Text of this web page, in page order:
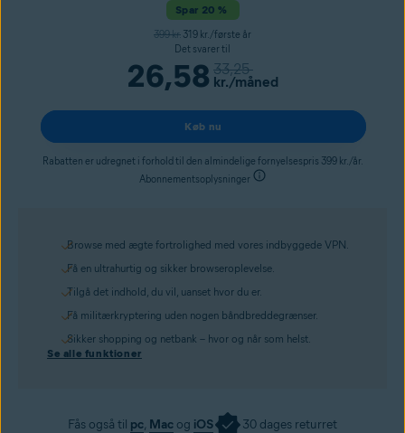
Browse med ægte fortrolighed med vores indbyggede VPN.
Få en ultrahurtig og sikker browseroplevelse.
Tilgå det indhold, du vil, uanset hvor du er.
Få militærkryptering uden nogen båndbreddegrænser.
Sikker shopping og netbank – hvor og når som helst.
Se alle funktioner
Spar 20 %
399 kr. 319 kr./første år
Det svarer til
26,58 33,25
kr./måned
Køb nu
Rabatten er udregnet i forhold til den almindelige fornyelsespris 399 kr./år.
Abonnementsoplysninger
Fås også til pc, Mac og iOS 30 dages returret